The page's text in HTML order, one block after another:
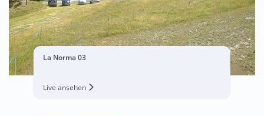
La Norma 03
Live ansehen